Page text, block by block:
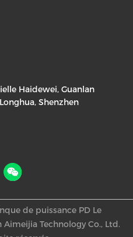
Haidewei, Guanlan
Shenzhen
de puissance PD Le
Technology Co., Ltd.